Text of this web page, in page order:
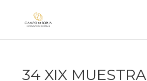
34 XIX MUESTRA